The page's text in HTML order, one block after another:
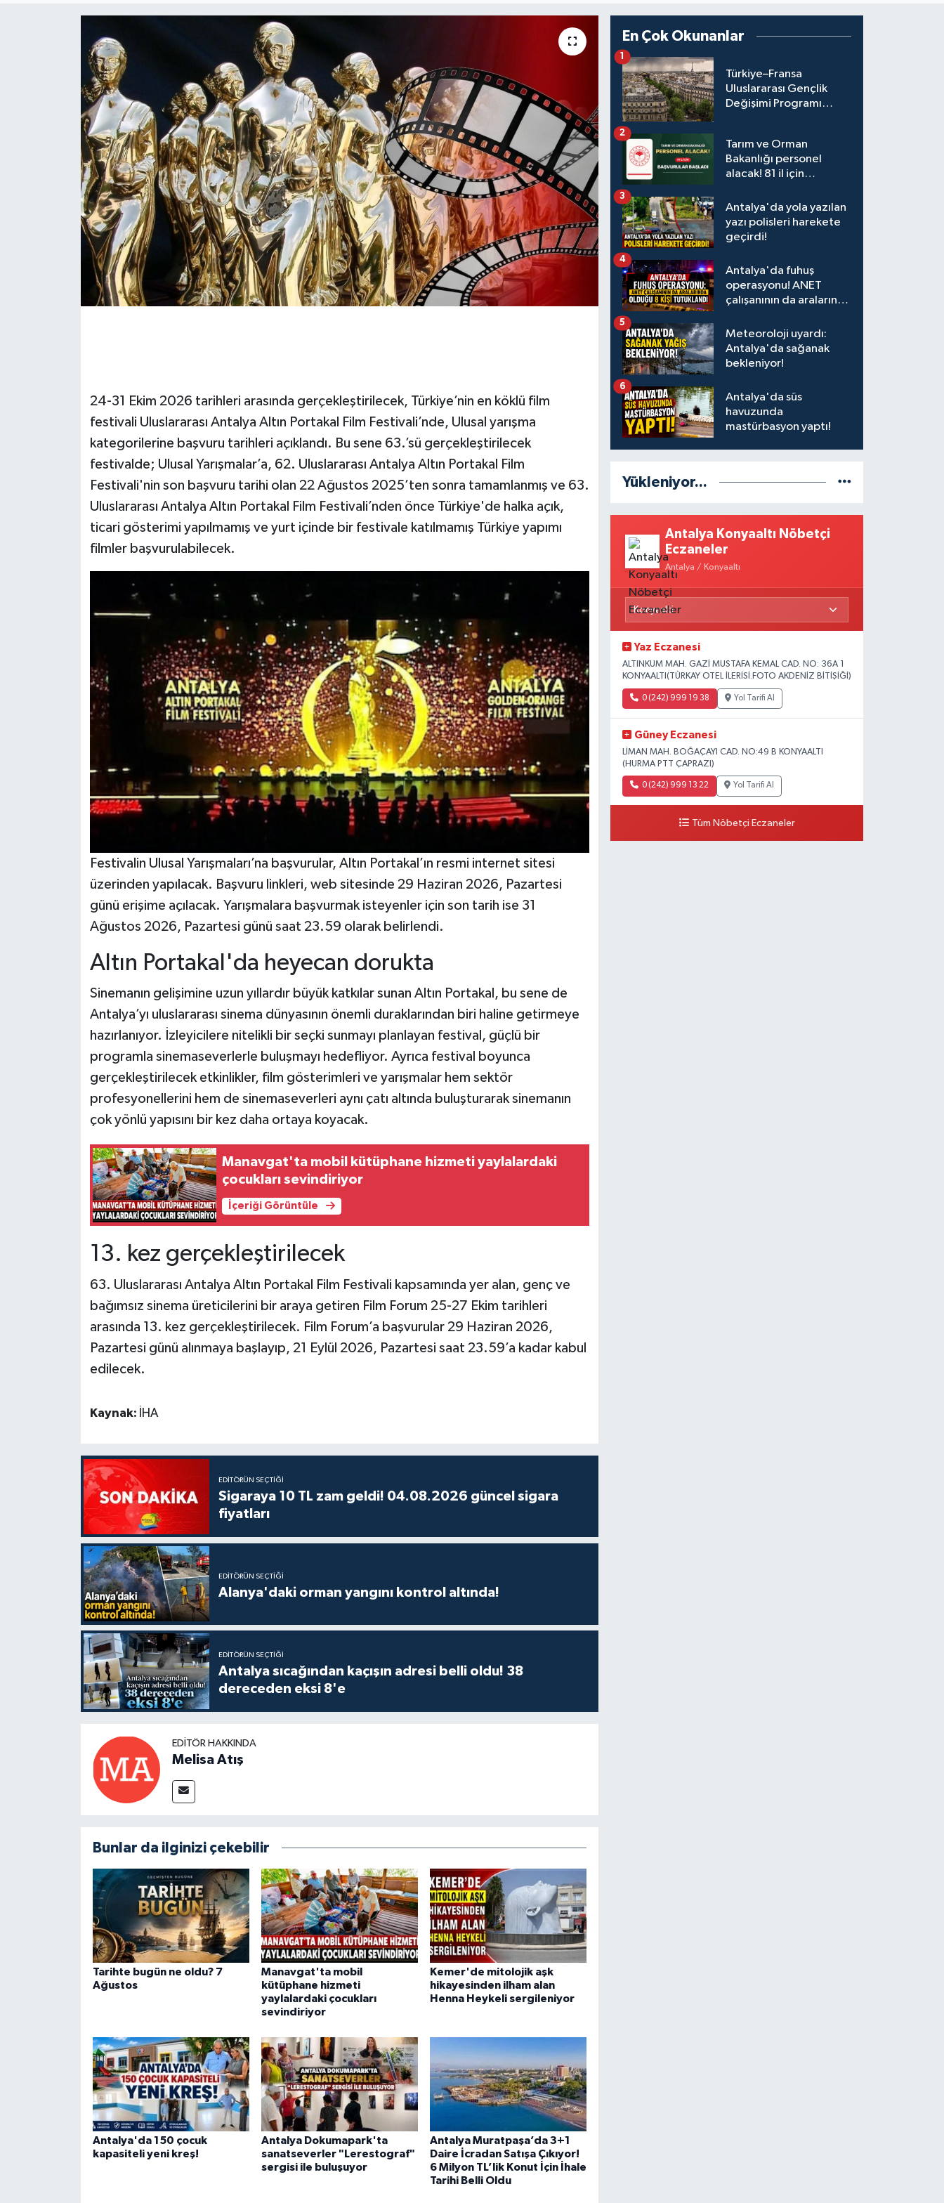
24-31 Ekim 2026 tarihleri arasında gerçekleştirilecek, Türkiye’nin en köklü film
festivali Uluslararası Antalya Altın Portakal Film Festivali’nde, Ulusal yarışma
kategorilerine başvuru tarihleri açıklandı. Bu sene 63.’sü gerçekleştirilecek
festivalde; Ulusal Yarışmalar’a, 62. Uluslararası Antalya Altın Portakal Film
Festivali'nin son başvuru tarihi olan 22 Ağustos 2025’ten sonra tamamlanmış ve 63.
Uluslararası Antalya Altın Portakal Film Festivali’nden önce Türkiye'de halka açık,
ticari gösterimi yapılmamış ve yurt içinde bir festivale katılmamış Türkiye yapımı
filmler başvurulabilecek.
Festivalin Ulusal Yarışmaları’na başvurular, Altın Portakal’ın resmi internet sitesi
üzerinden yapılacak. Başvuru linkleri, web sitesinde 29 Haziran 2026, Pazartesi
günü erişime açılacak. Yarışmalara başvurmak isteyenler için son tarih ise 31
Ağustos 2026, Pazartesi günü saat 23.59 olarak belirlendi.
Altın Portakal'da heyecan dorukta
Sinemanın gelişimine uzun yıllardır büyük katkılar sunan Altın Portakal, bu sene de
Antalya’yı uluslararası sinema dünyasının önemli duraklarından biri haline getirmeye
hazırlanıyor. İzleyicilere nitelikli bir seçki sunmayı planlayan festival, güçlü bir
programla sinemaseverlerle buluşmayı hedefliyor. Ayrıca festival boyunca
gerçekleştirilecek etkinlikler, film gösterimleri ve yarışmalar hem sektör
profesyonellerini hem de sinemaseverleri aynı çatı altında buluşturarak sinemanın
çok yönlü yapısını bir kez daha ortaya koyacak.
Manavgat'ta mobil kütüphane hizmeti yaylalardaki
çocukları sevindiriyor
İçeriği Görüntüle
13. kez gerçekleştirilecek
63. Uluslararası Antalya Altın Portakal Film Festivali kapsamında yer alan, genç ve
bağımsız sinema üreticilerini bir araya getiren Film Forum 25-27 Ekim tarihleri
arasında 13. kez gerçekleştirilecek. Film Forum’a başvurular 29 Haziran 2026,
Pazartesi günü alınmaya başlayıp, 21 Eylül 2026, Pazartesi saat 23.59’a kadar kabul
edilecek.
Kaynak: İHA
EDITÖRÜN SEÇTIĞI
Sigaraya 10 TL zam geldi! 04.08.2026 güncel sigara
fiyatları
EDITÖRÜN SEÇTIĞI
Alanya'daki orman yangını kontrol altında!
EDITÖRÜN SEÇTIĞI
Antalya sıcağından kaçışın adresi belli oldu! 38
dereceden eksi 8'e
EDITÖR HAKKINDA
Melisa Atış
Bunlar da ilginizi çekebilir
Tarihte bugün ne oldu? 7
Ağustos
Manavgat'ta mobil
kütüphane hizmeti
yaylalardaki çocukları
sevindiriyor
Kemer'de mitolojik aşk
hikayesinden ilham alan
Henna Heykeli sergileniyor
Antalya'da 150 çocuk
kapasiteli yeni kreş!
Antalya Dokumapark'ta
sanatseverler "Lerestograf"
sergisi ile buluşuyor
Antalya Muratpaşa’da 3+1
Daire İcradan Satışa Çıkıyor!
6 Milyon TL’lik Konut İçin İhale
Tarihi Belli Oldu
En Çok Okunanlar
Türkiye–Fransa
Uluslararası Gençlik
Değişimi Programı
1
Tarım ve Orman
Bakanlığı personel
alacak! 81 il için
2
Antalya'da yola yazılan
yazı polisleri harekete
geçirdi!
3
Antalya'da fuhuş
operasyonu! ANET
çalışanının da aralarında
4
Meteoroloji uyardı:
Antalya'da sağanak
bekleniyor!
5
Antalya'da süs
havuzunda
mastürbasyon yaptı!
6
Yükleniyor...
Antalya Konyaaltı Nöbetçi
Eczaneler
Antalya / Konyaaltı
Yaz Eczanesi
ALTINKUM MAH. GAZİ MUSTAFA KEMAL CAD. NO: 36A 1
KONYAALTI(TÜRKAY OTEL İLERİSİ.FOTO AKDENİZ BİTİŞİĞİ)
0 (242) 999 19 38 Yol Tarifi Al
Güney Eczanesi
LİMAN MAH. BOĞAÇAYI CAD. NO:49 B KONYAALTI
(HURMA PTT ÇAPRAZI)
0 (242) 999 13 22 Yol Tarifi Al
Tüm Nöbetçi Eczaneler
Resmi Reklamlar